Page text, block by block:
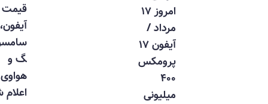
امروز ۱۷
مرداد /
آیفون ۱۷
پرومکس
میلیونی
قیمت
آیفون،
سامسون
گ و
هواوی
اعلام شد